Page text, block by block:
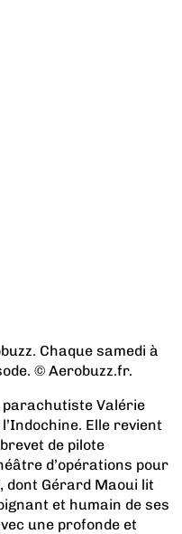
Chaque samedi à
© Aerobuzz.fr.
parachutiste Valérie
Elle revient
de pilote
d’opérations pour
, dont Gérard Maoui lit
et humain de ses
une profonde et